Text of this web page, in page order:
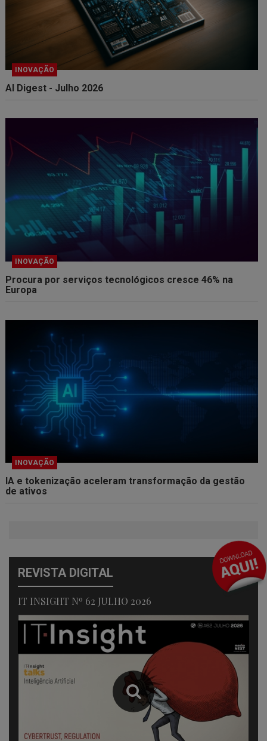
INOVAÇÃO
AI Digest - Julho 2026
INOVAÇÃO
Procura por serviços tecnológicos cresce 46% na
Europa
INOVAÇÃO
IA e tokenização aceleram transformação da gestão
de ativos
REVISTA DIGITAL
IT INSIGHT Nº 62 JULHO 2026